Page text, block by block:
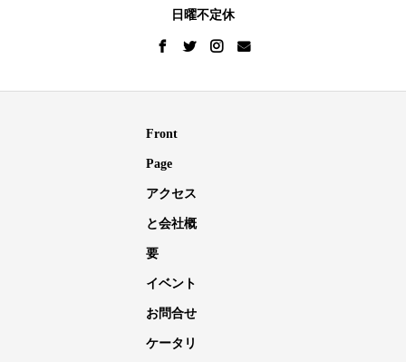
日曜不定休
Front
Page
アクセス
と会社概
要
イベント
お問合せ
ケータリ